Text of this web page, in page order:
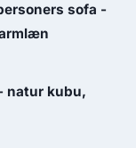
sofa -
natur kubu,